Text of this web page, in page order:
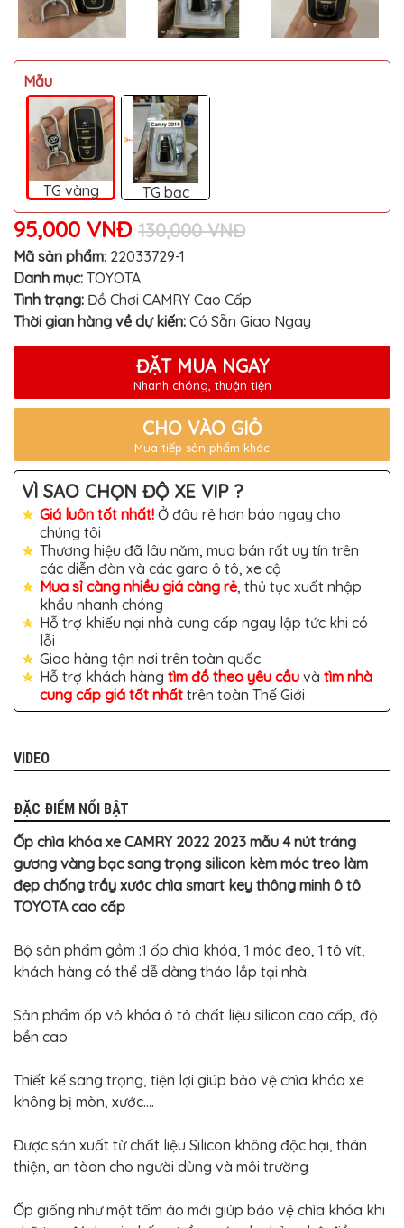
MITSUBISHI
VOLVO
SUZUKI
PORSCHE
LEXUS
MG
AUDI
MINI
COOPER
PEUGEOT
VINFAST
CHƠI
Ô
CHƠI
XE
HƠI
MỚI
NHẤT
ĐỒ
CHƠI
XE
HƠI
CAO
CẤP
ĐỒ
CHƠI
XE
MÁY
Ô
TÔ
ISUZU
GHẾ
DA
Ô
TÔ
PHỤ
XE
CAO
CẤP
CHƠI
XE
ĐẠP
ĐỒ
CÔNG
NGHỆ
KHÁC
Mẫu
TG vàng TG bạc
95,000 VNĐ 130,000 VNĐ
Mã sản phẩm: 22033729-1
Danh mục: TOYOTA
Tình trạng: Đồ Chơi CAMRY Cao Cấp
Thời gian hàng về dự kiến: Có Sẵn Giao Ngay
ĐẶT MUA NGAY
Nhanh chóng, thuận tiện
CHO VÀO GIỎ
Mua tiếp sản phẩm khác
VÌ SAO CHỌN ĐỘ XE VIP ?
Giá luôn tốt nhất! Ở đâu rẻ hơn báo ngay cho
chúng tôi
Thương hiệu đã lâu năm, mua bán rất uy tín trên
các diễn đàn và các gara ô tô, xe cộ
Mua sỉ càng nhiều giá càng rẻ, thủ tục xuất nhập
khẩu nhanh chóng
Hỗ trợ khiếu nại nhà cung cấp ngay lập tức khi có
lỗi
Giao hàng tận nơi trên toàn quốc
Hỗ trợ khách hàng tìm đồ theo yêu cầu và tìm nhà
cung cấp giá tốt nhất trên toàn Thế Giới
VIDEO
ĐẶC ĐIỂM NỔI BẬT
Ốp chìa khóa xe CAMRY 2022 2023 mẫu 4 nút tráng
gương vàng bạc sang trọng silicon kèm móc treo làm
đẹp chống trầy xước chìa smart key thông minh ô tô
TOYOTA cao cấp
Bộ sản phẩm gồm :1 ốp chìa khóa, 1 móc đeo, 1 tô vít,
khách hàng có thể dễ dàng tháo lắp tại nhà.
Sản phẩm ốp vỏ khóa ô tô chất liệu silicon cao cấp, độ
bền cao
Thiết kế sang trọng, tiện lợi giúp bảo vệ chìa khóa xe
không bị mòn, xước....
Được sản xuất từ chất liệu Silicon không độc hại, thân
thiện, an tòan cho người dùng và môi trường
Ốp giống như một tấm áo mới giúp bảo vệ chìa khóa khi